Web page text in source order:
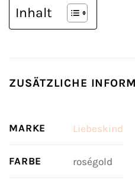
Inhalt
ZUSÄTZLICHE
MARKE Liebeskind
FARBE roségold